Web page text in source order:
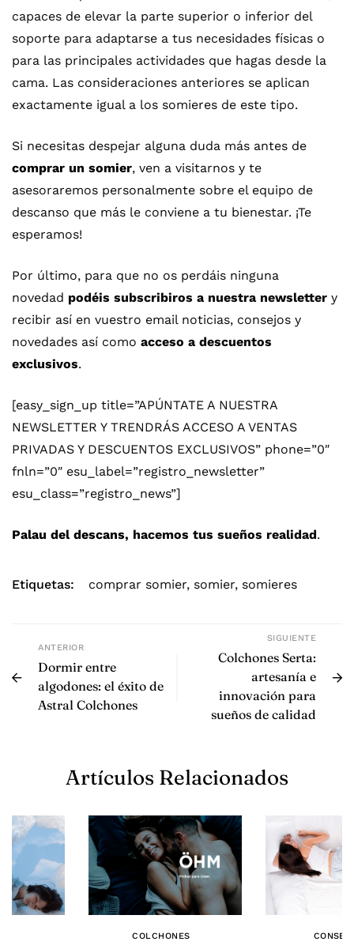
capaces de elevar la parte superior o inferior del
soporte para adaptarse a tus necesidades físicas o
para las principales actividades que hagas desde la
cama. Las consideraciones anteriores se aplican
exactamente igual a los somieres de este tipo.
Si necesitas despejar alguna duda más antes de
comprar un somier, ven a visitarnos y te
asesoraremos personalmente sobre el equipo de
descanso que más le conviene a tu bienestar. ¡Te
esperamos!
Por último, para que no os perdáis ninguna
novedad podéis subscribiros a nuestra newsletter y
recibir así en vuestro email noticias, consejos y
novedades así como acceso a descuentos
exclusivos.
[easy_sign_up title=”APÚNTATE A NUESTRA
NEWSLETTER Y TRENDRÁS ACCESO A VENTAS
PRIVADAS Y DESCUENTOS EXCLUSIVOS” phone=”0″
fnln=”0″ esu_label=”registro_newsletter”
esu_class=”registro_news”]
Palau del descans, hacemos tus sueños realidad.
Etiquetas: comprar somier, somier, somieres
ANTERIOR
Dormir entre
algodones: el éxito de
Astral Colchones
SIGUIENTE
Colchones Serta:
artesanía e
innovación para
sueños de calidad
Artículos Relacionados
COLCHONES